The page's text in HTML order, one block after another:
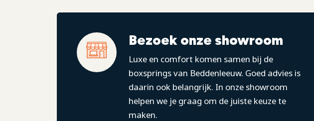
Bezoek onze showroom
Luxe en comfort komen samen bij de
boxsprings van Beddenleeuw. Goed advies is
daarin ook belangrijk. In onze showroom
helpen we je graag om de juiste keuze te
maken.